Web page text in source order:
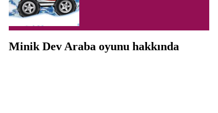
Minik Dev Araba oyunu hakkında